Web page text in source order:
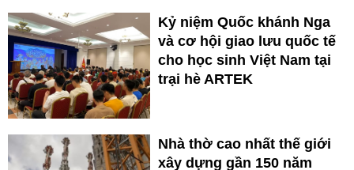
Kỷ niệm Quốc khánh Nga
và cơ hội giao lưu quốc tế
cho học sinh Việt Nam tại
trại hè ARTEK
Nhà thờ cao nhất thế giới
xây dựng gần 150 năm